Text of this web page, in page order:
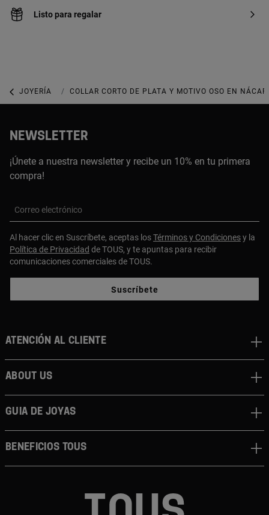
Listo para regalar
JOYERÍA COLLARES
COLLAR CORTO DE PLATA Y MOTIVO OSO EN NÁCAR
NEWSLETTER
¡Únete a nuestra newsletter y recibe un 10% en tu primera
compra!
Correo electrónico
Al hacer clic en Suscríbete, aceptas losTérminos y Condicionesy la
Política de Privacidad de TOUS, y te apuntas para recibir
comunicaciones comerciales de TOUS.
Suscríbete
Atención al cliente
About us
Guia de joyas
Beneficios TOUS